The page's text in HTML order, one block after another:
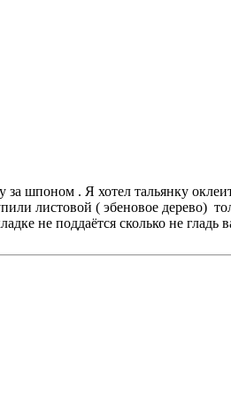
шпоном . Я хотел тальянку
листовой ( эбеновое дерево)
не поддаётся сколько не